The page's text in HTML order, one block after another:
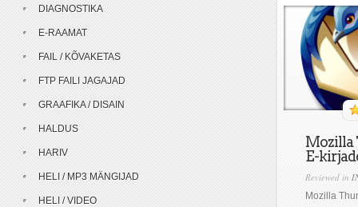
Mozilla
E-
Reviewed in
Mozilla
DIAGNOSTIKA
E-RAAMAT
FAIL / KÕVAKETAS
FTP FAILI JAGAJAD
GRAAFIKA / DISAIN
HALDUS
HARIV
HELI / MP3 MÄNGIJAD
HELI / VIDEO